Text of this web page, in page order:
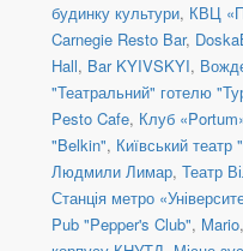
будинку культури, КВЦ
Carnegie Resto Bar,
Hall, Bar KYIVSKYI,
"Театральний" готелю
Pesto Cafe, Клуб
"Belkin", Київський театр
Людмили Лимар, Театр
Станція метро
Pub "Pepper's Club", Mario,